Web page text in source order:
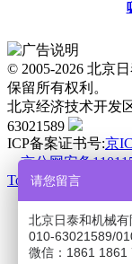
© 2005-2026 北京
保留所有权利。
北京经济技术开发
63021589
ICP备案证书号:京
京公网安备
Top 请您留言
北京日泰和机械有
010-63021589/
微信：1861 1861